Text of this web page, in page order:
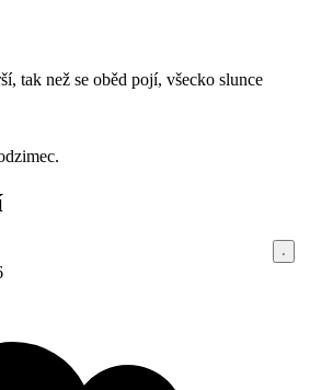
tak než se oběd pojí, všecko slunce